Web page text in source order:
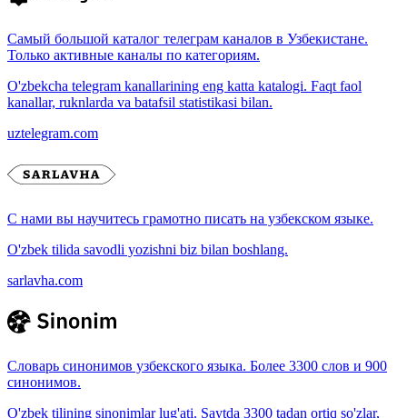
Самый большой каталог телеграм каналов в Узбекистане.
Только активные каналы по категориям.
O'zbekcha telegram kanallarining eng katta katalogi. Faqt faol
kanallar, ruknlarda va batafsil statistikasi bilan.
uztelegram.com
С нами вы научитесь грамотно писать на узбекском языке.
O'zbek tilida savodli yozishni biz bilan boshlang.
sarlavha.com
Словарь синонимов узбекского языка. Более 3300 слов и 900
синонимов.
O'zbek tilining sinonimlar lug'ati. Saytda 3300 tadan ortiq so'zlar,